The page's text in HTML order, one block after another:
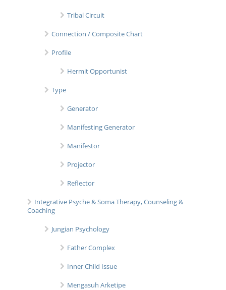
Tribal Circuit
Connection / Composite Chart
Profile
Hermit Opportunist
Type
Generator
Manifesting Generator
Manifestor
Projector
Reflector
Integrative Psyche & Soma Therapy, Counseling &
Coaching
Jungian Psychology
Father Complex
Inner Child Issue
Mengasuh Arketipe